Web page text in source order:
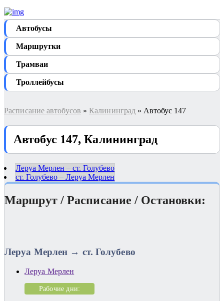
Автобуcы
Маршрутки
Трамваи
Троллейбусы
Расписание автобусов » Калининград » Автобус 147
Автобус 147, Калининград
Леруа Мерлен – ст. Голубево
ст. Голубево – Леруа Мерлен
Маршрут / Расписание / Остановки:
Леруа Мерлен → ст. Голубево
Леруа Мерлен
Рабочие дни: